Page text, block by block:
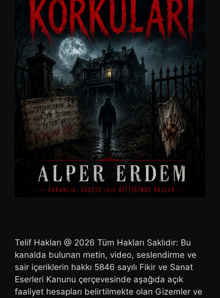
Telif Hakları @ 2026 Tüm Hakları Saklıdır: Bu
kanalda bulunan metin, video, seslendirme ve
sair içeriklerin hakkı 5846 sayılı Fikir ve Sanat
Eserleri Kanunu çerçevesinde aşağıda açık
faaliyet hesapları belirtilmekte olan Gizemler ve